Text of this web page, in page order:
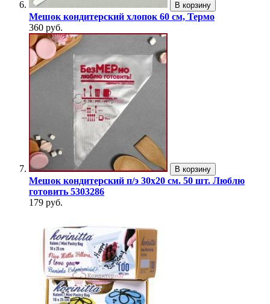
В корзину
Мешок кондитерский хлопок 60 см, Термо
360 руб.
В корзину
Мешок кондитерский п/э 30х20 см. 50 шт. Люблю
готовить 5303286
179 руб.